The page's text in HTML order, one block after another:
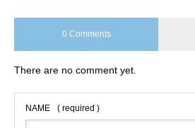
0 Comments
There are no comment yet.
NAME ( required )